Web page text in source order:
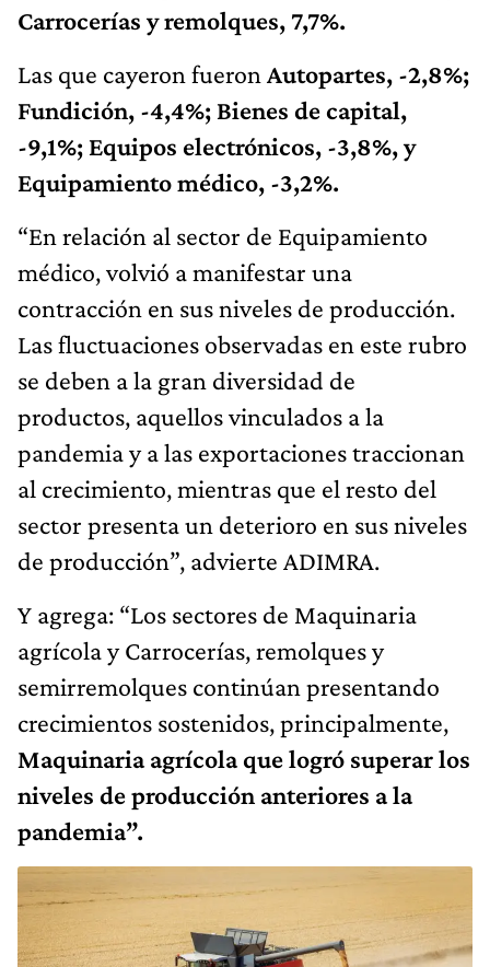
Carrocerías y remolques, 7,7%.
Las que cayeron fueron Autopartes, -2,8%;
Fundición, -4,4%; Bienes de capital,
-9,1%; Equipos electrónicos, -3,8%, y
Equipamiento médico, -3,2%.
“En relación al sector de Equipamiento
médico, volvió a manifestar una
contracción en sus niveles de producción.
Las fluctuaciones observadas en este rubro
se deben a la gran diversidad de
productos, aquellos vinculados a la
pandemia y a las exportaciones traccionan
al crecimiento, mientras que el resto del
sector presenta un deterioro en sus niveles
de producción”, advierte ADIMRA.
Y agrega: “Los sectores de Maquinaria
agrícola y Carrocerías, remolques y
semirremolques continúan presentando
crecimientos sostenidos, principalmente,
Maquinaria agrícola que logró superar los
niveles de producción anteriores a la
pandemia”.